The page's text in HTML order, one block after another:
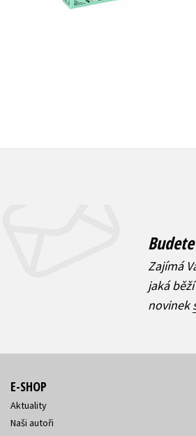
479 Kč
Zajímá
jaká
novinek
E-SHOP
Aktuality
Naši autoři